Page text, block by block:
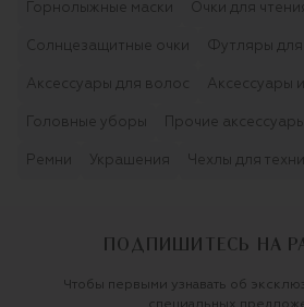
Горнолыжные маски Очки для
Солнцезащитные очки Футляры для
Аксессуары для волос Аксессуары
Головные уборы Прочие аксессуары
Ремни Украшения Чехлы для
ПОДПИШИТЕСЬ НА
Чтобы первыми узнавать об